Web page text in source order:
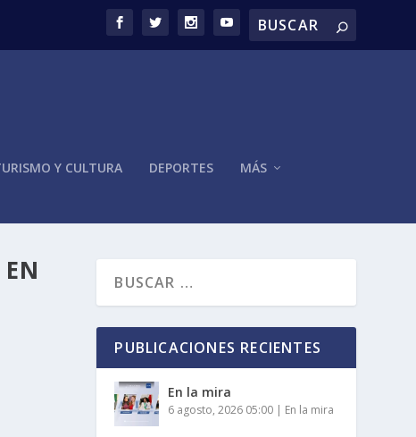
Y CULTURA DEPORTES MÁS
PUBLICACIONES RECIENTES
En la mira
6 agosto, 2026 05:00 | En la mira